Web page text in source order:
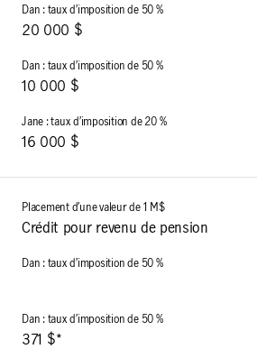
20 000 $
10 000 $
16 000 $
Crédit pour revenu de pension
371 $*